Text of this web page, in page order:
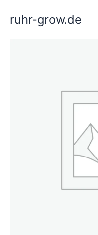
rett
innholdet
ruhr-grow.de